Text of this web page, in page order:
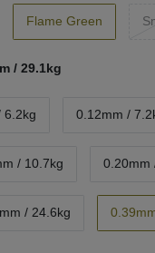
Flame Green
/ 29.1kg
6.2kg 0.12mm /
/ 10.7kg 0.20mm
/ 24.6kg